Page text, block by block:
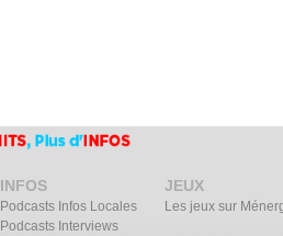
INFOS
Podcasts Infos Locales
Podcasts Interviews
JEUX
Les jeux sur